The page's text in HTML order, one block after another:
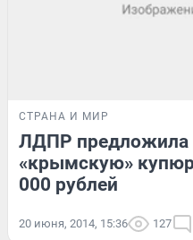
СТРАНА И МИР
ЛДПР предложила
«крымскую»
000 рублей
20 июня, 2014, 15:36 127